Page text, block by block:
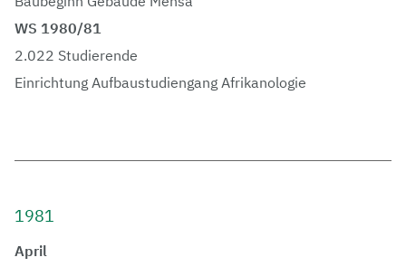
WS 1980/81
2.022 Studierende
Einrichtung Aufbaustudiengang Afrikanologie
1981
April